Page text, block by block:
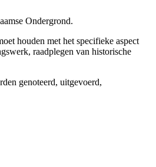
Ondergrond.
houden met het specifieke aspect
raadplegen van historische
genoteerd, uitgevoerd,